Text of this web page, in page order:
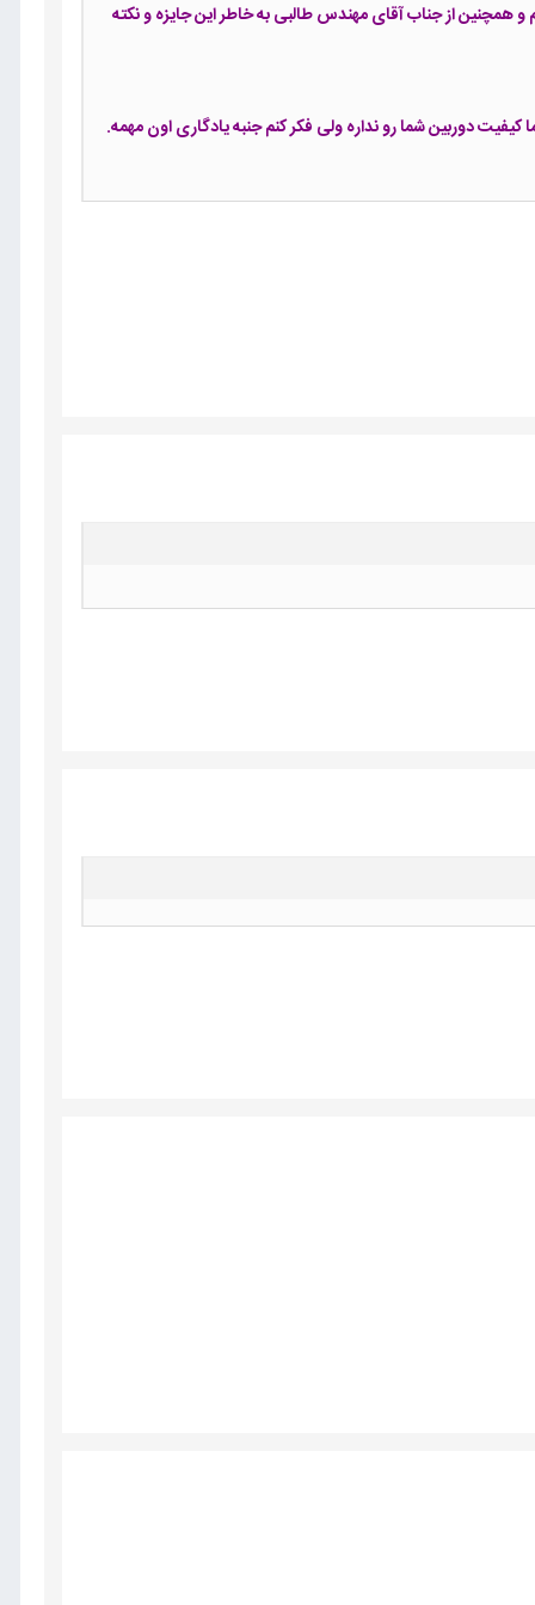
و همچنین از جناب آقای مهندس طالبی به خاطر این جایزه و نکته
دوربین شما رو نداره ولی فکر کنم جنبه یادگاری اون مهمه.